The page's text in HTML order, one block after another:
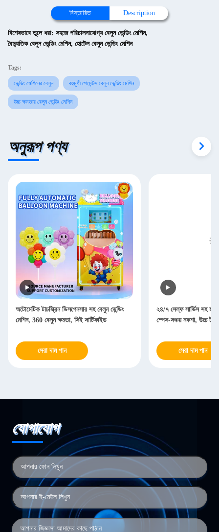
বিস্তারিত Description
বিশেষভাবে তুলে ধরা: সহজে পরিচালনাযোগ্য বেলুন ভেন্ডিং মেশিন,
বৈদ্যুতিক বেলুন ভেন্ডিং মেশিন, হোটেল বেলুন ভেন্ডিং মেশিন
Tags:
ভেন্ডিং মেশিনের বেলুন বহুমুখী পেমেন্টস বেলুন ভেন্ডিং মেশিন
উচ্চ ক্ষমতার বেলুন ভেন্ডিং মেশিন
অনুরূপ পণ্য
অটোমেটিক টাচস্ক্রিন ডিসপেনসার সহ বেলুন ভেন্ডিং
মেশিন, 360 বেলুন ক্ষমতা, সিই সার্টিফাইড
সেরা দাম পান
২৪/৭ সেল্ফ সার্ভিস সহ
স্পেস-সঞ্চয় নকশা, উচ্চ
সেরা দাম পান
যোগাযোগ